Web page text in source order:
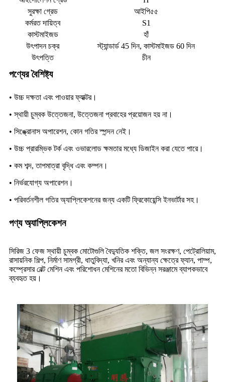
সুরক্ষা গ্রেড
আইপি৫৫
কর্মরত দায়িত্ব
S1
কাস্টমাইজড
হাঁ
উৎপাদন চক্র
স্ট্যান্ডার্ড 45 দিন, কাস্টমাইজড 60 দিন
উৎপত্তি
চীন
পণ্যের বৈশিষ্ট্য
• উচ্চ দক্ষতা এবং পাওয়ার ফ্যাক্টর।
• স্থায়ী চুম্বক উত্তেজনা, উত্তেজনা প্রবাহের প্রয়োজন হয় না।
• সিঙ্ক্রোনাস অপারেশন, কোন গতির স্পন্দন নেই।
• উচ্চ প্রারম্ভিক টর্ক এবং ওভারলোড ক্ষমতার মধ্যে ডিজাইন করা যেতে পারে।
• কম শব্দ, তাপমাত্রা বৃদ্ধি এবং কম্পন।
• নির্ভরযোগ্য অপারেশন।
• পরিবর্তনশীল গতির অ্যাপ্লিকেশনের জন্য একটি ফ্রিকোয়েন্সি ইনভার্টার সহ।
পণ্য অ্যাপ্লিকেশন
সিরিজ 3 ফেজ স্থায়ী চুম্বক মোটোগুলি বৈদ্যুতিক শক্তি, জল সংরক্ষণ, পেট্রোলিয়াম,
রাসায়নিক শিল্প, নির্মাণ সামগ্রী, ধাতুবিদ্যা, খনির এবং অন্যান্য ক্ষেত্রে ফ্যান, পাম্প,
কম্প্রেসার বেল্ট মেশিন এবং পরিশোধন মেশিনের মতো বিভিন্ন সরঞ্জামে ব্যাপকভাবে
ব্যবহৃত হয়।